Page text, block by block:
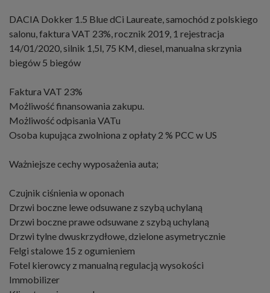
DACIA Dokker 1.5 Blue dCi Laureate, samochód z polskiego
salonu, faktura VAT 23%, rocznik 2019, 1 rejestracja
14/01/2020, silnik 1,5l, 75 KM, diesel, manualna skrzynia
biegów 5 biegów
Faktura VAT 23%
Możliwość finansowania zakupu.
Możliwość odpisania VATu
Osoba kupująca zwolniona z opłaty 2 % PCC w US
Ważniejsze cechy wyposażenia auta;
Czujnik ciśnienia w oponach
Drzwi boczne lewe odsuwane z szybą uchylaną
Drzwi boczne prawe odsuwane z szybą uchylaną
Drzwi tylne dwuskrzydłowe, dzielone asymetrycznie
Felgi stalowe 15 z ogumieniem
Fotel kierowcy z manualną regulacją wysokości
Immobilizer